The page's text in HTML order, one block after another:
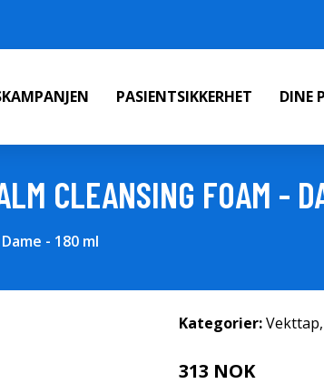
PASIENTSIKKERHET DINE
CLEANSING FOAM -
- 180 ml
Kategorier:Vekttap,
313 NOK